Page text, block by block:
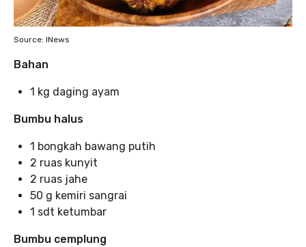
Source: INews
Bahan
1 kg daging ayam
Bumbu halus
1 bongkah bawang putih
2 ruas kunyit
2 ruas jahe
50 g kemiri sangrai
1 sdt ketumbar
Bumbu cemplung